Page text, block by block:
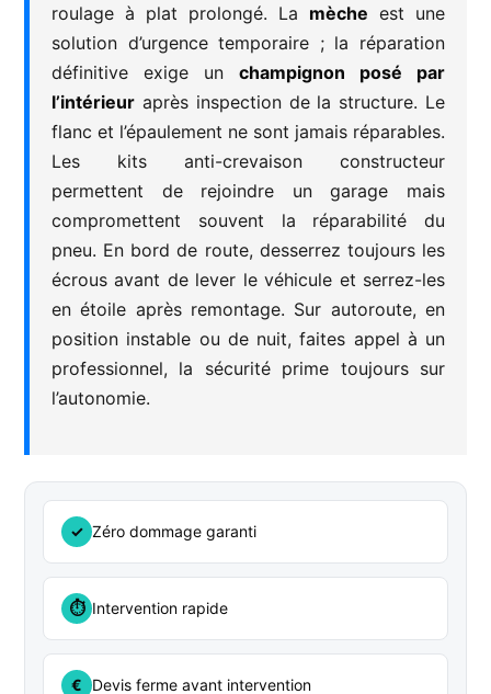
roulage à plat prolongé. La mèche est une
solution d’urgence temporaire ; la réparation
définitive exige un champignon posé par
l’intérieur après inspection de la structure. Le
flanc et l’épaulement ne sont jamais réparables.
Les kits anti-crevaison constructeur
permettent de rejoindre un garage mais
compromettent souvent la réparabilité du
pneu. En bord de route, desserrez toujours les
écrous avant de lever le véhicule et serrez-les
en étoile après remontage. Sur autoroute, en
position instable ou de nuit, faites appel à un
professionnel, la sécurité prime toujours sur
l’autonomie.
✓ Zéro dommage garanti
⏱ Intervention rapide
€ Devis ferme avant intervention